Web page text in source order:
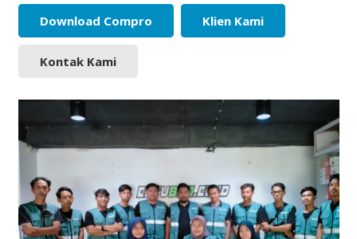
Download Compro Klien Kami
Kontak Kami